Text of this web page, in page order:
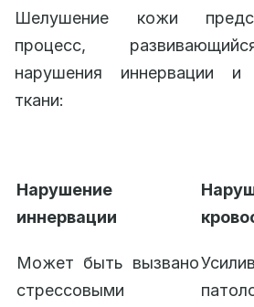
Шелушение кожи
процесс,
нарушения иннервации и
ткани:
Нарушение
иннервации
Может быть вызвано
стрессовыми